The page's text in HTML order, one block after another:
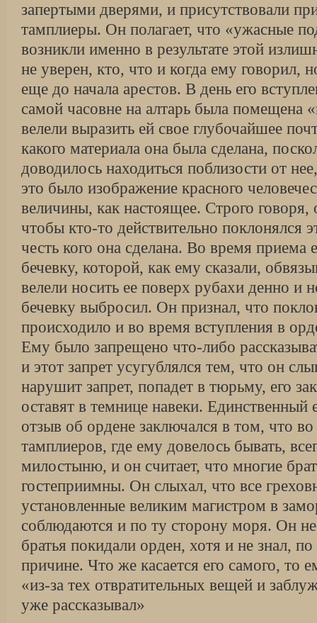
запертыми дверями, и присутствовали
тамплиеры. Он полагает, что «ужасные
возникли именно в результате этой
не уверен, кто, что и когда ему говорил,
еще до начала арестов. В день его
самой часовне на алтарь была помещена
велели выразить ей свое глубочайшее
какого материала она была сделана,
доводилось находиться поблизости от
это было изображение красного
величины, как настоящее. Строго говоря,
чтобы кто-то действительно поклонялся
честь кого она сделана. Во время приема
бечевку, которой, как ему сказали,
велели носить ее поверх рубахи денно и
бечевку выбросил. Он признал, что
происходило и во время вступления в
Ему было запрещено что-либо
и этот запрет усугублялся тем, что он
нарушит запрет, попадет в тюрьму, его
оставят в темнице навеки. Единственный
отзыв об ордене заключался в том, что
тамплиеров, где ему довелось бывать,
милостыню, и он считает, что многие
гостеприимны. Он слыхал, что все
установленные великим магистром в
соблюдаются и по ту сторону моря. Он
братья покидали орден, хотя и не знал,
причине. Что же касается его самого, то
«из-за тех отвратительных вещей и
уже рассказывал»